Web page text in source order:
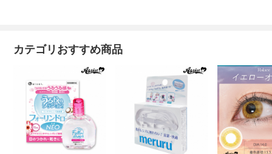
カテゴリおすすめ商品